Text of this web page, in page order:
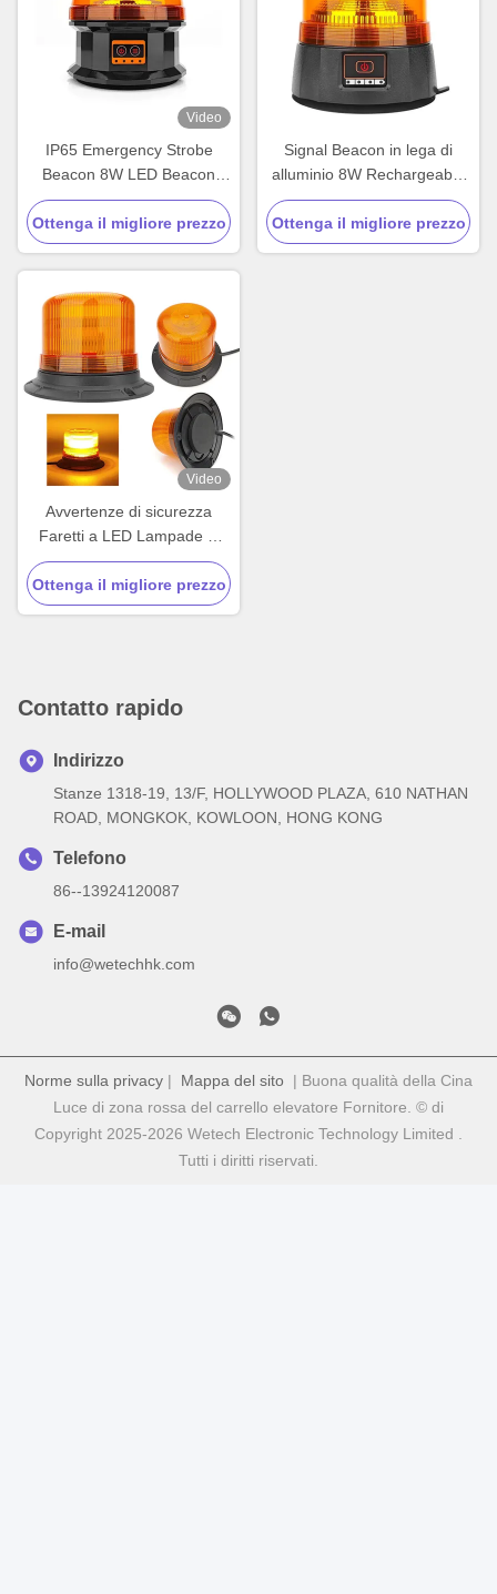
Video
IP65 Emergency Strobe
Beacon 8W LED Beacon
Strobe Light Personalizzato
Ottenga il migliore prezzo
Signal Beacon in lega di
alluminio 8W Rechargeable
Flashing Beacon Amber
Ottenga il migliore prezzo
Video
Avvertenze di sicurezza
Faretti a LED Lampade di
lampadina Accessori di luci
per auto per carrelli elevatori
Ottenga il migliore prezzo
Contatto rapido
Indirizzo
Stanze 1318-19, 13/F, HOLLYWOOD PLAZA, 610 NATHAN
ROAD, MONGKOK, KOWLOON, HONG KONG
Telefono
86--13924120087
E-mail
info@wetechhk.com
Norme sulla privacy | Mappa del sito | Buona qualità della Cina
Luce di zona rossa del carrello elevatore Fornitore. © di
Copyright 2025-2026 Wetech Electronic Technology Limited .
Tutti i diritti riservati.